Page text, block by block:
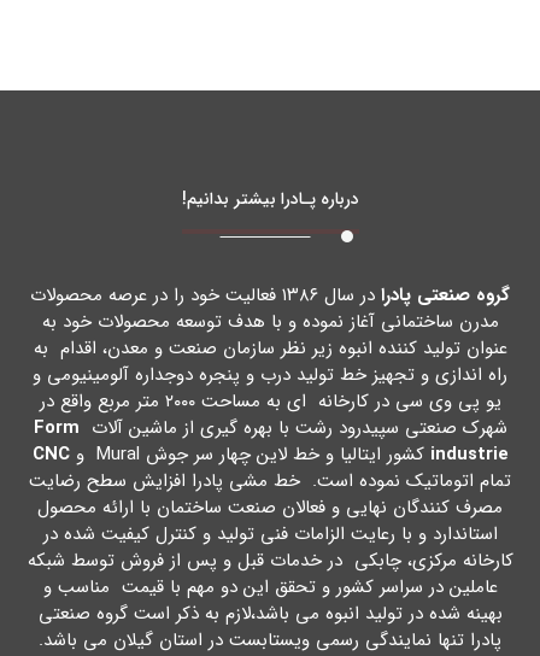
درباره پـادرا بیشتر بدانیم!
گروه صنعتی پادرا
در سال ۱۳۸۶ فعالیت خود را در عرصه محصولات
مدرن ساختمانی آغاز نموده و با هدف توسعه محصولات خود به
عنوان تولید کننده انبوه زیر نظر سازمان صنعت و معدن، اقدام به
راه اندازي و تجهیز خط تولید درب و پنجره دوجداره آلومینیومی و
یو پی وي سی در کارخانه اي به مساحت ۲۰۰۰ متر مربع واقع در
شهرك صنعتی سپیدرود رشت با بهره گیري از ماشین آلات Form
industrie کشور ایتالیا و خط لاین چهار سر جوش Mural و
CNC
تمام اتوماتیک نموده است. خط مشی پادرا افزایش سطح رضایت
مصرف کنندگان نهایی و فعالان صنعت ساختمان با ارائه محصول
استاندارد و با رعایت الزامات فنی تولید و کنترل کیفیت شده در
کارخانه مرکزي، چابکی در خدمات قبل و پس از فروش توسط شبکه
عاملین در سراسر کشور و تحقق این دو مهم با قیمت مناسب و
بهینه شده در تولید انبوه می باشد،لازم به ذکر است گروه صنعتی
پادرا تنها نمایندگی رسمی ویستابست در استان گیلان می باشد.